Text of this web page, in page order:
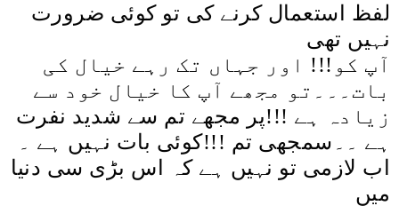
لفظ استعمال کرنے کی تو کوئی ضرورت
نہیں تھی
آپ کو!!! اور جہاں تک رہے خیال کی
بات۔۔۔تو مجھے آپ کا خیال خود سے
زیادہ ہے !!!پر مجھے تم سے شدید نفرت
ہے ۔۔سمجھی تم !!!کوئی بات نہیں ہے ۔
اب لازمی تو نہیں ہے کہ اس بڑی سی دنیا
میں